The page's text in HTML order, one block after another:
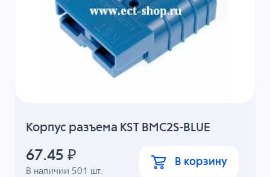
Корпус разъема KST BMC2S-BLUE
В наличии 501 шт.
67.45 ₽ В корзину